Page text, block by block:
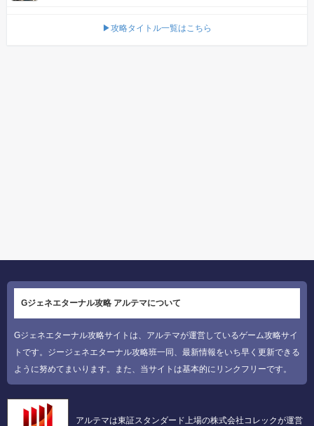
▶攻略タイトル一覧はこちら
Gジェネエターナル攻略 アルテマについて
Gジェネエターナル攻略サイトは、アルテマが運営しているゲーム攻略サイ
トです。ジージェネエターナル攻略班一同、最新情報をいち早く更新できる
ように努めてまいります。また、当サイトは基本的にリンクフリーです。
アルテマは東証スタンダード上場の株式会社コレックが運営